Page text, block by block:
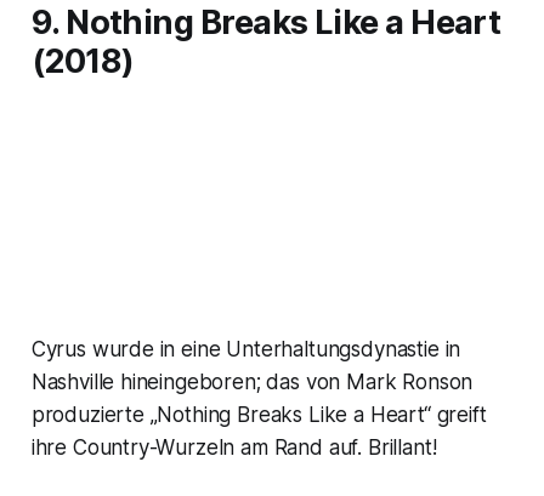
9. Nothing Breaks Like a Heart
(2018)
Cyrus wurde in eine Unterhaltungsdynastie in
Nashville hineingeboren; das von Mark Ronson
produzierte „Nothing Breaks Like a Heart“ greift
ihre Country-Wurzeln am Rand auf. Brillant!